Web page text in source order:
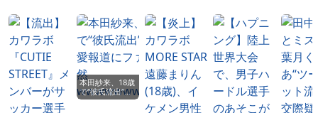
本田紗来、18歳
で“彼氏流出”！
恋愛報道にファ